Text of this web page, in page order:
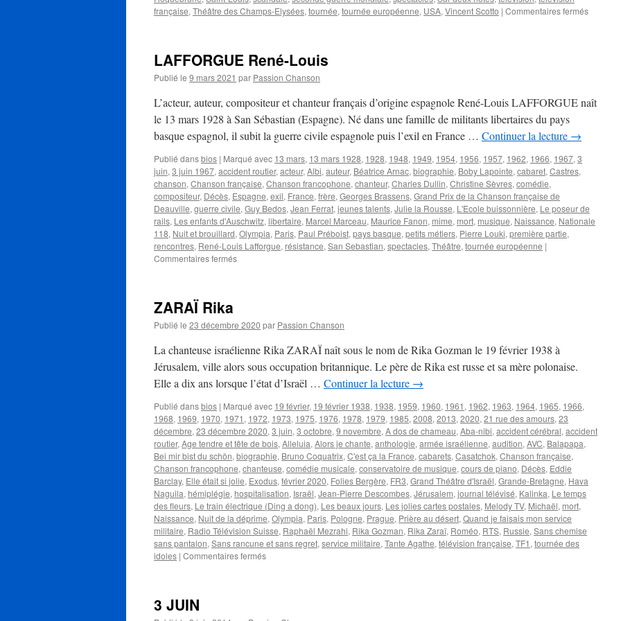
française, Théâtre des Champs-Elysées, tournée, tournée européenne, USA, Vincent Scotto | Commentaires ferméssur
LAFFORGUE René-Louis
Publié le 9 mars 2021 par Passion Chanson
L’acteur, auteur, compositeur et chanteur français d’origine espagnole René-Louis LAFFORGUE naît
le 13 mars 1928 à San Sébastian (Espagne). Né dans une famille de militants libertaires du pays
basque espagnol, il subit la guerre civile espagnole puis l’exil en France … Continuer la lecture →
Publié dansbios | Marqué avec 13 mars, 13 mars 1928, 1928, 1948, 1949, 1954, 1956, 1957, 1962, 1966, 1967, 3
juin, 3 juin 1967, accident routier, acteur, Albi, auteur, Béatrice Arnac, biographie, Boby Lapointe, cabaret, Castres,
chanson, Chanson française, Chanson francophone, chanteur, Charles Dullin, Christine Sèvres, comédie,
compositeur, Décès, Espagne, exil, France, frère, Georges Brassens, Grand Prix de la Chanson française de
Deauville, guerre civile, Guy Bedos, Jean Ferrat, jeunes talents, Julie la Rousse, L'Ecole buissonnière, Le poseur de
rails, Les enfants d'Auschwitz, libertaire, Marcel Marceau, Maurice Fanon, mime, mort, musique, Naissance, Nationale
118, Nuit et brouillard, Olympia, Paris, Paul Préboist, pays basque, petits métiers, Pierre Louki, première partie,
rencontres, René-Louis Lafforgue, résistance, San Sebastian, spectacles, Théâtre, tournée européenne |
Commentaires ferméssur
ZARAÏ Rika
Publié le 23 décembre 2020 par Passion Chanson
La chanteuse israélienne Rika ZARAÏ naît sous le nom de Rika Gozman le 19 février 1938 à
Jérusalem, ville alors sous occupation britannique. Le père de Rika est russe et sa mère polonaise.
Elle a dix ans lorsque l’état d’Israël … Continuer la lecture →
Publié dansbios | Marqué avec 19 février, 19 février 1938, 1938, 1959, 1960, 1961 , 1962, 1963, 1964, 1965, 1966,
1968, 1969, 1970, 1971 , 1972, 1973, 1975, 1976, 1978, 1979, 1985, 2008, 2013, 2020, 21 rue des amours, 23
décembre, 23 décembre 2020, 3 juin, 3 octobre, 9 novembre, A dos de chameau, Aba-nibi, accident cérébral, accident
routier, Age tendre et tête de bois, Alleluia, Alors je chante, anthologie, armée israélienne, audition, AVC, Balapapa,
Bei mir bist du schön, biographie, Bruno Coquatrix, C'est ça la France, cabarets, Casatchok, Chanson française,
Chanson francophone, chanteuse, comédie musicale, conservatoire de musique, cours de piano, Décès, Eddie
Barclay, Elle était si jolie, Exodus, février 2020, Folies Bergère, FR3, Grand Théâtre d'Israël, Grande-Bretagne, Hava
Naguila, hémiplégie, hospitalisation, Israël, Jean-Pierre Descombes, Jérusalem, journal télévisé, Kalinka, Le temps
des fleurs, Le train électrique (Ding a dong), Les beaux jours, Les jolies cartes postales, Melody TV, Michaël, mort,
Naissance, Nuit de la déprime, Olympia, Paris, Pologne, Prague, Prière au désert, Quand je faisais mon service
militaire, Radio Télévision Suisse, Raphaël Mezrahi, Rika Gozman, Rika Zaraï, Roméo, RTS, Russie, Sans chemise
sans pantalon, Sans rancune et sans regret, service militaire, Tante Agathe, télévision française, TF1 , tournée des
idoles | Commentaires ferméssur
3 JUIN